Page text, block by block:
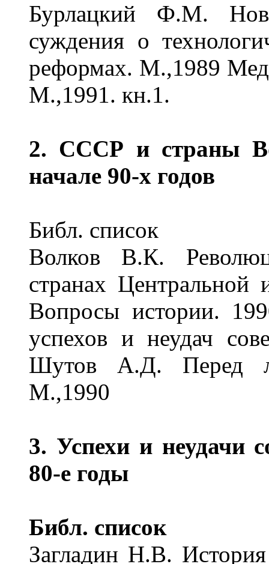
Бурлацкий Ф.М.
суждения о
реформах. М.,1989
М.,1991. кн.1.
2. СССР и страны
начале 90-х годов
Библ. список
Волков В.К.
странах
Вопросы истории.
успехов и неудач
Шутов А.Д. Перед
М.,1990
3. Успехи и неудачи
80-е годы
Библ. список
Загладин Н.В. История